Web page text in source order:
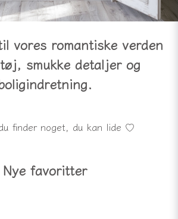
vores romantiske verden
smukke detaljer og
finder noget, du kan lide ♡
Nye favoritter